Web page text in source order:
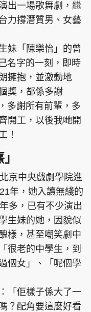
明
載
出一場歌舞劇，繼
力撐潛質男、女藝
妹「陳樂怡」的曾
名字的一刻，即時
擁抱，並激動地
獎，都係多謝
多謝所有前輩，多
開工，以後我哋開
！
京中央戲劇學院進
年，她入讀無綫的
多，已有不少演出
生妹的她，因貌似
樣，甚至嘲笑劇中
很老的中學生，到
個女」、「呢個學
「佢樣子係大了一
？配角要這麼好看